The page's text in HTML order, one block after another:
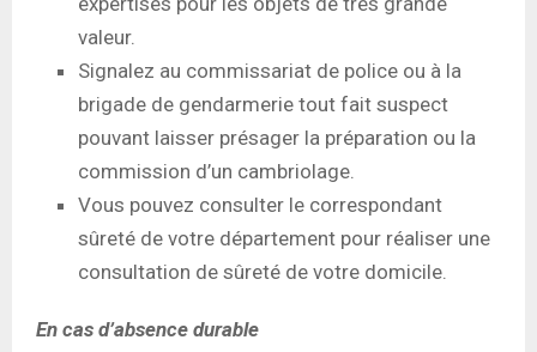
valeur.
Signalez au commissariat de police ou à la
brigade de gendarmerie tout fait suspect
pouvant laisser présager la préparation ou la
commission d’un cambriolage.
Vous pouvez consulter le correspondant
sûreté de votre département pour réaliser une
consultation de sûreté de votre domicile.
En cas d’absence durable